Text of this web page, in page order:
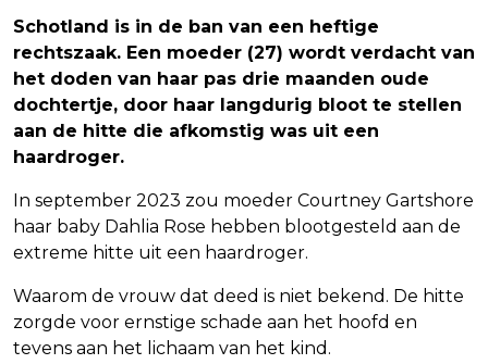
Schotland is in de ban van een heftige
rechtszaak. Een moeder (27) wordt verdacht van
het doden van haar pas drie maanden oude
dochtertje, door haar langdurig bloot te stellen
aan de hitte die afkomstig was uit een
haardroger.
In september 2023 zou moeder Courtney Gartshore
haar baby Dahlia Rose hebben blootgesteld aan de
extreme hitte uit een haardroger.
Waarom de vrouw dat deed is niet bekend. De hitte
zorgde voor ernstige schade aan het hoofd en
tevens aan het lichaam van het kind.